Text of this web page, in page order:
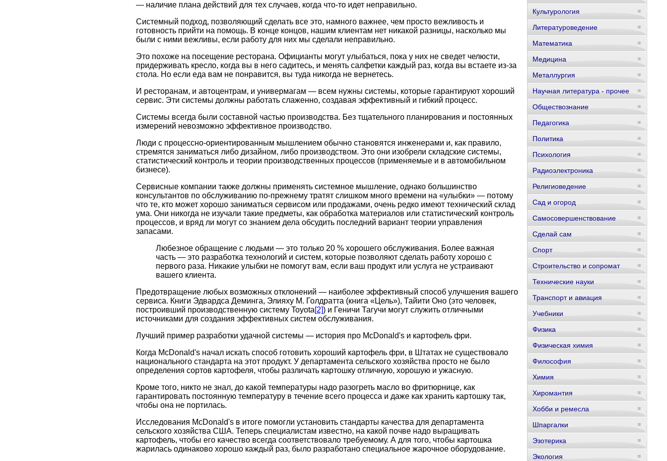
— наличие плана действий для тех случаев, когда что-то идет неправильно.
Системный подход, позволяющий сделать все это, намного важнее, чем просто вежливость и
готовность прийти на помощь. В конце концов, нашим клиентам нет никакой разницы, насколько мы
были с ними вежливы, если работу для них мы сделали неправильно.
Это похоже на посещение ресторана. Официанты могут улыбаться, пока у них не сведет челюсти,
придерживать кресло, когда вы в него садитесь, и менять салфетки каждый раз, когда вы встаете из-за
стола. Но если еда вам не понравится, вы туда никогда не вернетесь.
И ресторанам, и автоцентрам, и универмагам — всем нужны системы, которые гарантируют хороший
сервис. Эти системы должны работать слаженно, создавая эффективный и гибкий процесс.
Системы всегда были составной частью производства. Без тщательного планирования и постоянных
измерений невозможно эффективное производство.
Люди с процессно-ориентированным мышлением обычно становятся инженерами и, как правило,
стремятся заниматься либо дизайном, либо производством. Это они изобрели складские системы,
статистический контроль и теории производственных процессов (применяемые и в автомобильном
бизнесе).
Сервисные компании также должны применять системное мышление, однако большинство
консультантов по обслуживанию по-прежнему тратят слишком много времени на «улыбки» — потому
что те, кто может хорошо заниматься сервисом или продажами, очень редко имеют технический склад
ума. Они никогда не изучали такие предметы, как обработка материалов или статистический контроль
процессов, и вряд ли могут со знанием дела обсудить последний вариант теории управления
запасами.
Любезное обращение с людьми — это только 20 % хорошего обслуживания. Более важная
часть — это разработка технологий и систем, которые позволяют сделать работу хорошо с
первого раза. Никакие улыбки не помогут вам, если ваш продукт или услуга не устраивают
вашего клиента.
Предотвращение любых возможных отклонений — наиболее эффективный способ улучшения вашего
сервиса. Книги Эдвардса Деминга, Элияху М. Голдратта (книга «Цель»), Тайити Оно (это человек,
построивший производственную систему Toyota[2]) и Геничи Тагучи могут служить отличными
источниками для создания эффективных систем обслуживания.
Лучший пример разработки удачной системы — история про McDonald's и картофель фри.
Когда McDonald's начал искать способ готовить хороший картофель фри, в Штатах не существовало
национального стандарта на этот продукт. У департамента сельского хозяйства просто не было
определения сортов картофеля, чтобы различать картошку отличную, хорошую и ужасную.
Кроме того, никто не знал, до какой температуры надо разогреть масло во фритюрнице, как
гарантировать постоянную температуру в течение всего процесса и даже как хранить картошку так,
чтобы она не портилась.
Исследования McDonald's в итоге помогли установить стандарты качества для департамента
сельского хозяйства США. Теперь специалистам известно, на какой почве надо выращивать
картофель, чтобы его качество всегда соответствовало требуемому. А для того, чтобы картошка
жарилась одинаково хорошо каждый раз, было разработано специальное жарочное оборудование.
Культурология
Литературоведение
Математика
Медицина
Металлургия
Научная литература - прочее
Обществознание
Педагогика
Политика
Психология
Радиоэлектроника
Религиоведение
Сад и огород
Самосовершенствование
Сделай сам
Спорт
Строительство и сопромат
Технические науки
Транспорт и авиация
Учебники
Физика
Физическая химия
Философия
Химия
Хиромантия
Хобби и ремесла
Шпаргалки
Эзотерика
Экология